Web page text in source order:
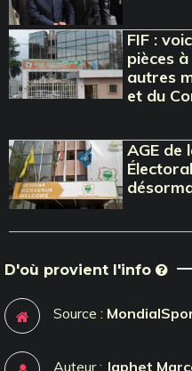
FIF :
pièces
autres
et du
AGE de
D'où provient l'info
Source :
Auteur : Japhet